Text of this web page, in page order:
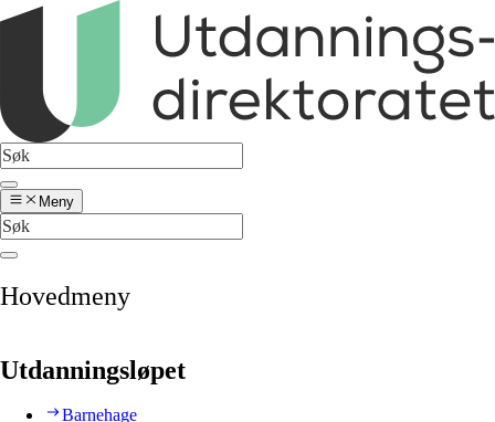
Meny
Hovedmeny
Utdanningsløpet
Barnehage